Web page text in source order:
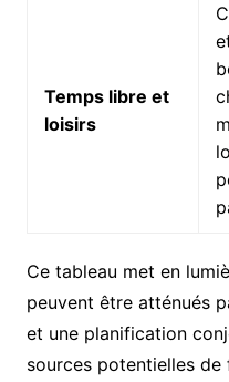
Temps libre et
loisirs
Ce tableau met en
peuvent être atténués
et une planification
sources potentielles